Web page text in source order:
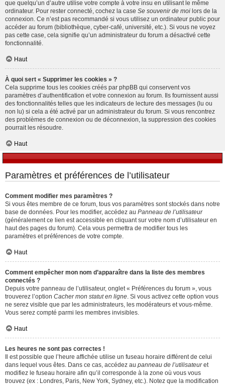
que quelqu’un d’autre utilise votre compte à votre insu en utilisant le même
ordinateur. Pour rester connecté, cochez la case Se souvenir de moi lors de la
connexion. Ce n’est pas recommandé si vous utilisez un ordinateur public pour
accéder au forum (bibliothèque, cyber-café, université, etc.). Si vous ne voyez
pas cette case, cela signifie qu’un administrateur du forum a désactivé cette
fonctionnalité.
Haut
À quoi sert « Supprimer les cookies » ?
Cela supprime tous les cookies créés par phpBB qui conservent vos
paramètres d’authentification et votre connexion au forum. Ils fournissent aussi
des fonctionnalités telles que les indicateurs de lecture des messages (lu ou
non lu) si cela a été activé par un administrateur du forum. Si vous rencontrez
des problèmes de connexion ou de déconnexion, la suppression des cookies
pourrait les résoudre.
Haut
Paramètres et préférences de l’utilisateur
Comment modifier mes paramètres ?
Si vous êtes membre de ce forum, tous vos paramètres sont stockés dans notre
base de données. Pour les modifier, accédez au Panneau de l’utilisateur
(généralement ce lien est accessible en cliquant sur votre nom d’utilisateur en
haut des pages du forum). Cela vous permettra de modifier tous les
paramètres et préférences de votre compte.
Haut
Comment empêcher mon nom d’apparaître dans la liste des membres
connectés ?
Depuis votre panneau de l’utilisateur, onglet « Préférences du forum », vous
trouverez l’option Cacher mon statut en ligne . Si vous activez cette option vous
ne serez visible que par les administrateurs, les modérateurs et vous-même.
Vous serez compté parmi les membres invisibles.
Haut
Les heures ne sont pas correctes !
Il est possible que l’heure affichée utilise un fuseau horaire différent de celui
dans lequel vous êtes. Dans ce cas, accédez au panneau de l’utilisateuret
modifiez le fuseau horaire afin qu’il corresponde à la zone où vous vous
trouvez (ex : Londres, Paris, New York, Sydney, etc.). Notez que la modification